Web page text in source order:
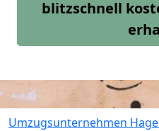
blitzschnell
Umzugsunternehmen